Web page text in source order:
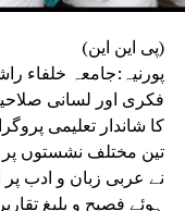
(پی این این)
پورنیہ:جامعہ خلفاء
فکری اور لسانی
کا شاندار تعلیمی
تین مختلف نشستوں
نے عربی زبان و ادب
ہوئے فصیح و بلیغ